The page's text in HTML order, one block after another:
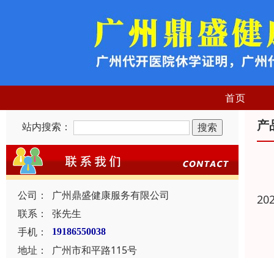
首页
站内搜索：
公司：
广州鼎盛健康服务有限公司
联系：
张先生
手机：
19186550038
地址：
广州市和平路115号
产